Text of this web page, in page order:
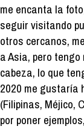
me encanta la
seguir visitando
otros cercanos,
a Asia, pero tengo
cabeza, lo que
2020 me gustaría
(Filipinas, Méjico,
por poner